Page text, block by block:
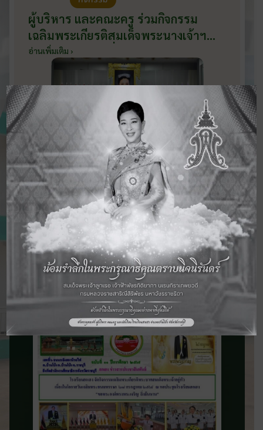
ผู้บริหาร และคณะครู ร่วมกิจกรรม
เฉลิมพระเกียรติสมเด็จพระนางเจ้าฯ
พระบรมราชินี เนื่องในโอกาสวันเฉลิม
พระชนมพรรษา กับหน่วยงานอำเภอ
เมืองบ้านโป่ง ณ ศาลาประชาคมริมน้ำ
วันที่ 3 มิถุนายน 2569
อ่านเพิ่มเติม ›
ดูข่าวสารทั้งหมด
จดหมายข่าว
ประชาสัมพันธ์
ติดตามข่าวสารและความเคลื่อนไหวของ
โรงเรียน